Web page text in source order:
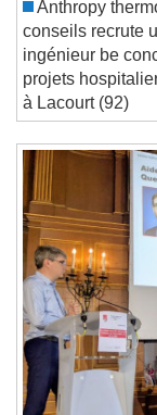
/
Duration -
Loaded:
Stream
Seek to
1x
Chapters
Subtitles
Anthropy
conseils recrute
ingénieur be
projets
à Lacourt (92)